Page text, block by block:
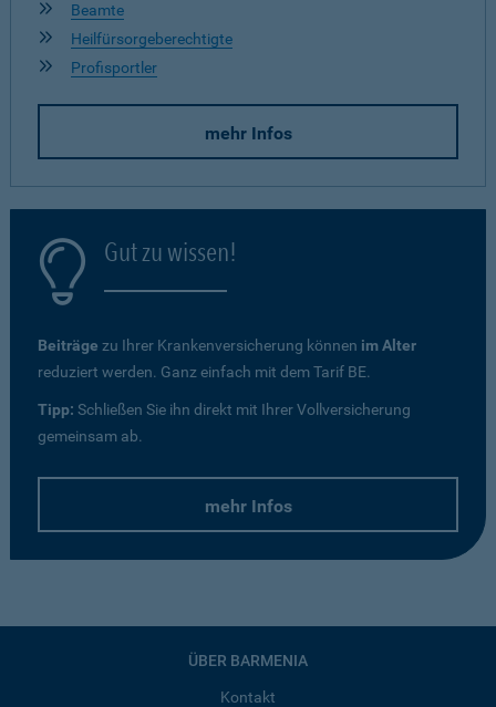
Beamte
Heilfürsorgeberechtigte
Profisportler
mehr Infos
Gut zu wissen!
Beiträge zu Ihrer Krankenversicherung können im Alter
reduziert werden. Ganz einfach mit dem Tarif BE.
Tipp: Schließen Sie ihn direkt mit Ihrer Vollversicherung
gemeinsam ab.
mehr Infos
ÜBER BARMENIA
Kontakt